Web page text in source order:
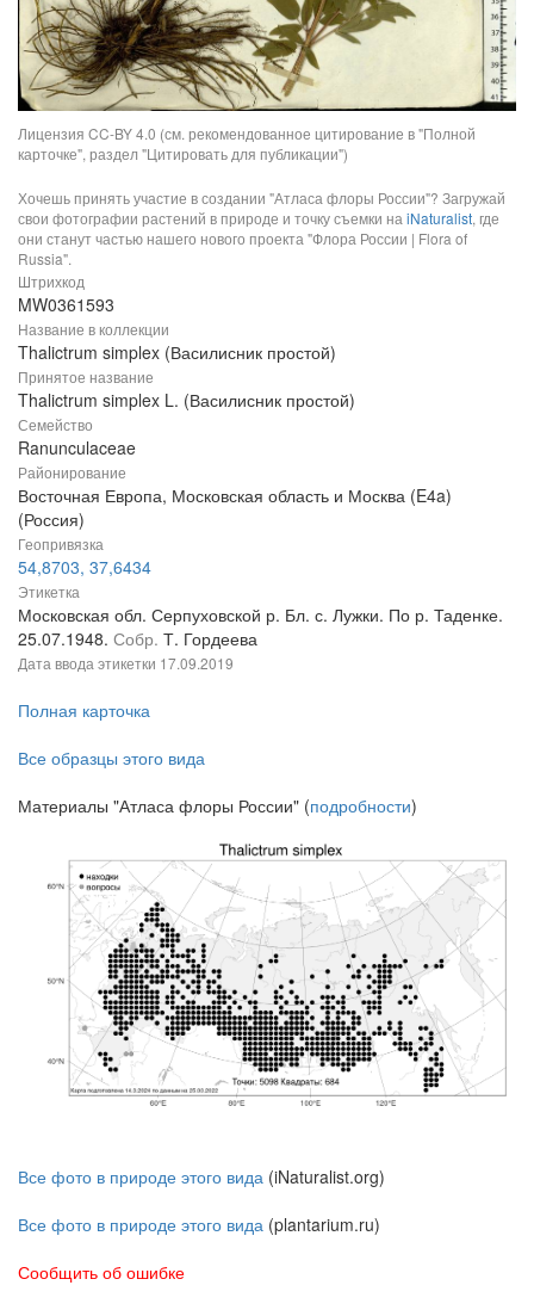
Лицензия CC-BY 4.0 (см. рекомендованное цитирование в "Полной
карточке", раздел "Цитировать для публикации")
Хочешь принять участие в создании "Атласа флоры России"? Загружай
свои фотографии растений в природе и точку съемки на iNaturalist, где
они станут частью нашего нового проекта "Флора России | Flora of
Russia".
Штрихкод
MW0361593
Название в коллекции
Thalictrum simplex (Василисник простой)
Принятое название
Thalictrum simplex L. (Василисник простой)
Семейство
Ranunculaceae
Районирование
Восточная Европа, Московская область и Москва (E4a)
(Россия)
Геопривязка
54,8703, 37,6434
Этикетка
Московская обл. Серпуховской р. Бл. с. Лужки. По р. Таденке.
25.07.1948. Собр. Т. Гордеева
Дата ввода этикетки 17.09.2019
Полная карточка
Все образцы этого вида
Материалы "Атласа флоры России" (подробности)
Все фото в природе этого вида (iNaturalist.org)
Все фото в природе этого вида (plantarium.ru)
Сообщить об ошибке